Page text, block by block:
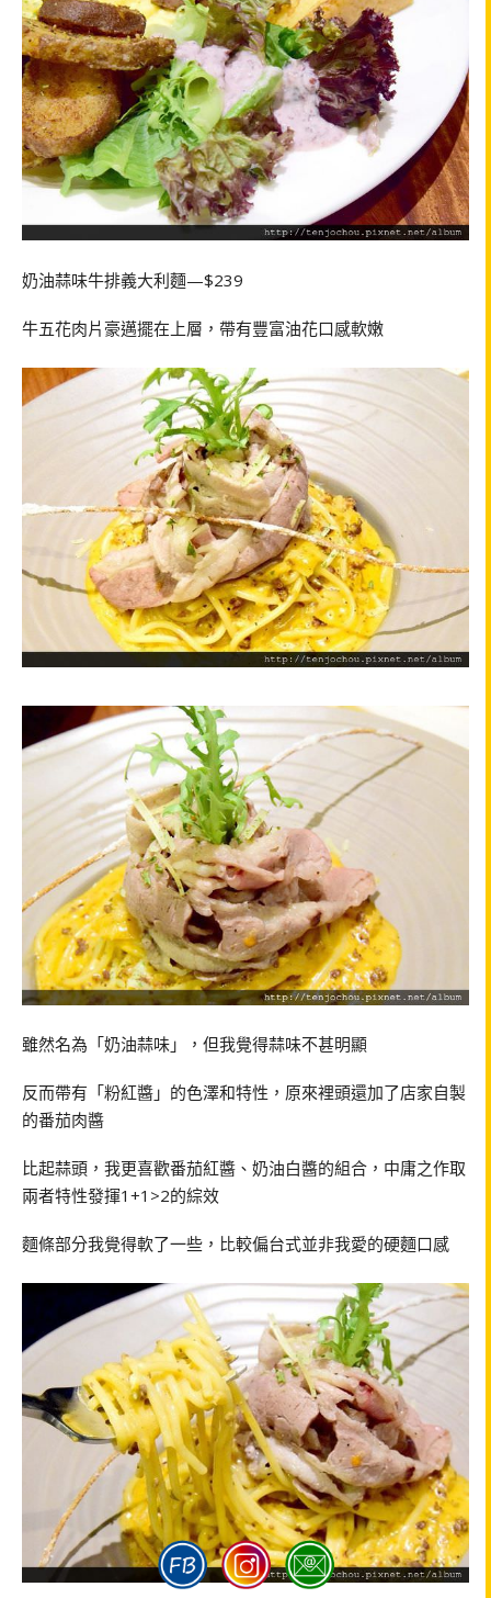
奶油蒜味牛排義大利麵—$239
牛五花肉片豪邁擺在上層，帶有豐富油花口感軟嫩
雖然名為「奶油蒜味」，但我覺得蒜味不甚明顯
反而帶有「粉紅醬」的色澤和特性，原來裡頭還加了店家自製
的番茄肉醬
比起蒜頭，我更喜歡番茄紅醬、奶油白醬的組合，中庸之作取
兩者特性發揮1+1>2的綜效
麵條部分我覺得軟了一些，比較偏台式並非我愛的硬麵口感